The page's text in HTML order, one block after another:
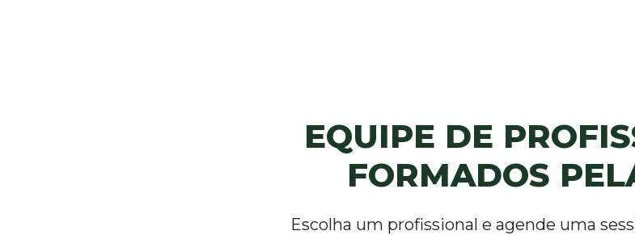
Escolha um profissional e agende uma
EQUIPE DE
FORMADOS